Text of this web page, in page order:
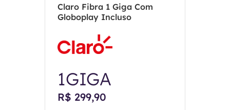
Claro Fibra 1 Giga Com
Globoplay Incluso
1GIGA
R$ 299,90